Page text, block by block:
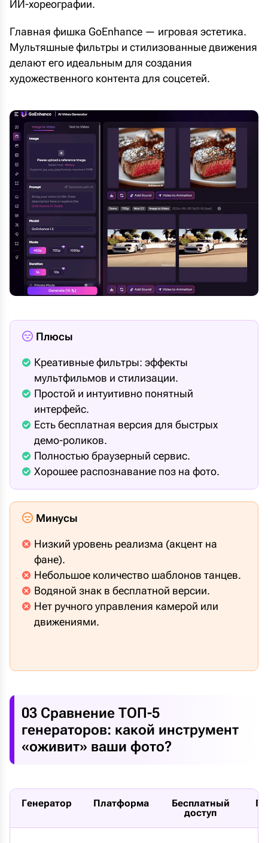
ИИ-хореографии.
Главная фишка GoEnhance — игровая эстетика.
Мультяшные фильтры и стилизованные движения
делают его идеальным для создания
художественного контента для соцсетей.
Плюсы
Креативные фильтры: эффекты
мультфильмов и стилизации.
Простой и интуитивно понятный
интерфейс.
Есть бесплатная версия для быстрых
демо-роликов.
Полностью браузерный сервис.
Хорошее распознавание поз на фото.
Минусы
Низкий уровень реализма (акцент на
фане).
Небольшое количество шаблонов танцев.
Водяной знак в бесплатной версии.
Нет ручного управления камерой или
движениями.
03 Сравнение ТОП-5
генераторов: какой инструмент
«оживит» ваши фото?
Генератор Платформа
Бесплатный
доступ